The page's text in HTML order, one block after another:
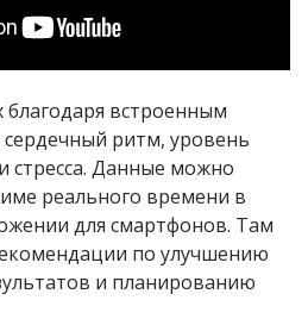
встроенным
ритм, уровень
стресса. Данные можно
реального времени в
для смартфонов. Там
по улучшению
и планированию